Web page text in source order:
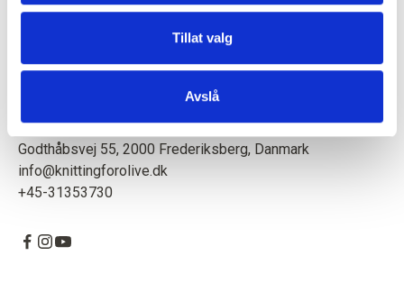
Tillat valg
Avslå
kvalitet med respekt for dyr og miljø. Med base i
Godthåbsvej 55, 2000 Frederiksberg, Danmark
info@knittingforolive.dk
+45-31353730